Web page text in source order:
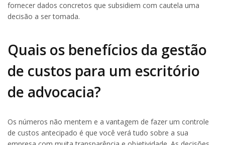
fornecer dados concretos que subsidiem com cautela uma
decisão a ser tomada.
Quais os benefícios da gestão
de custos para um escritório
de advocacia?
Os números não mentem e a vantagem de fazer um controle
de custos antecipado é que você verá tudo sobre a sua